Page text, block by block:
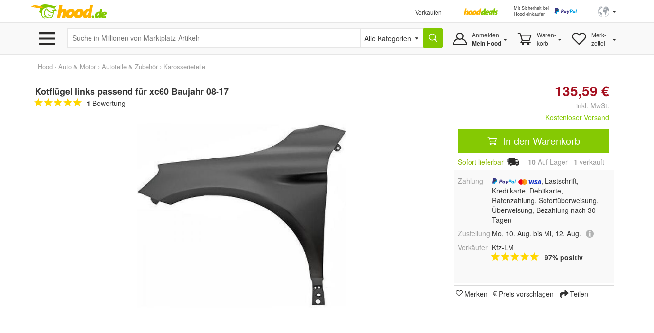
Verkaufen
Mit Sicherheit bei
Hood einkaufen
Alle Kategorien Anmelden
Mein Hood
Waren-
korb
Merk-
zettel
Hood › Auto & Motor › Autoteile & Zubehör › Karosserieteile
Kotflügel links passend für xc60 Baujahr 08-17
1 Bewertung
135,59 €
inkl. MwSt.
Kostenloser Versand
In den Warenkorb
Sofort lieferbar 10 Auf Lager 1 verkauft
Zahlung
, Lastschrift,
Kreditkarte, Debitkarte,
Ratenzahlung, Sofortüberweisung,
Überweisung, Bezahlung nach 30
Tagen
Zustellung Mo, 10. Aug. bis Mi, 12. Aug.
Verkäufer Kfz-LM
97% positiv
Merken Preis vorschlagen Teilen